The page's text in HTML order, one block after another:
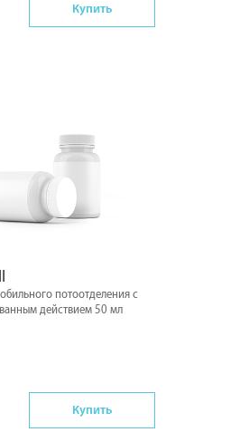
Купить
потоотделения с
действием 50 мл
Купить